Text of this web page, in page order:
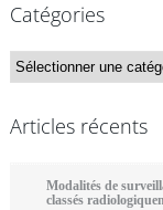
Catégories
Catégories
Articles récents
Modalités de
classés